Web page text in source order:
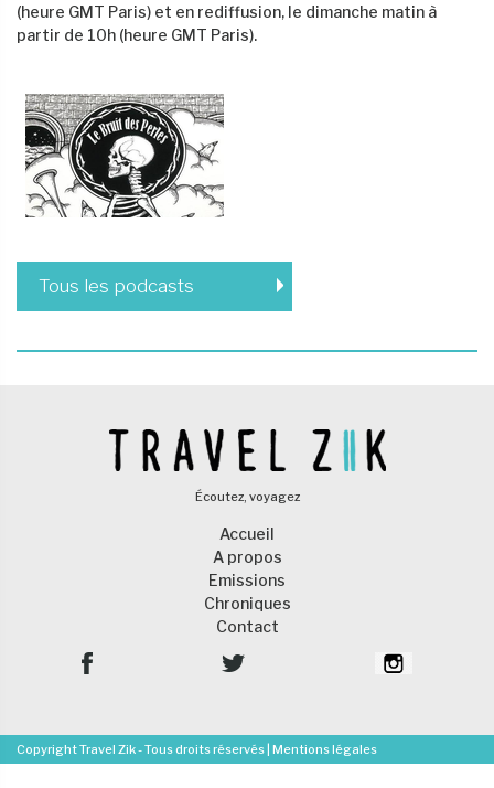
(heure GMT Paris) et en rediffusion, le dimanche matin à
partir de 10h (heure GMT Paris).
Tous les podcasts
Écoutez, voyagez
Accueil
A propos
Emissions
Chroniques
Contact
Copyright Travel Zik - Tous droits réservés | Mentions légales